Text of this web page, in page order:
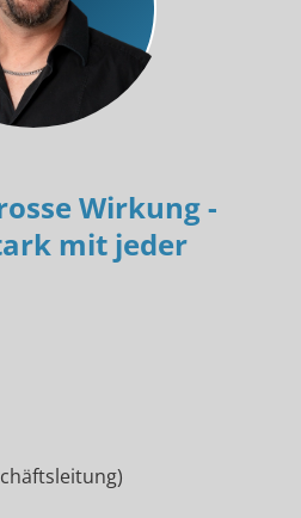
Wirkung -
mit jeder